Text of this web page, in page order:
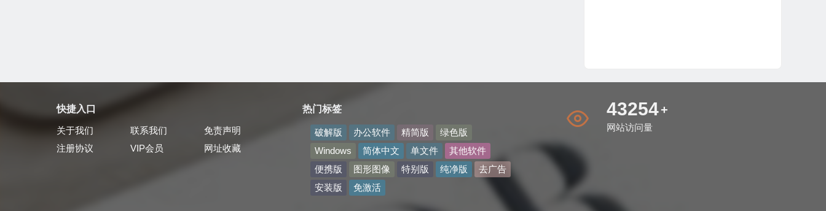
快捷入口
关于我们 联系我们
免责声明
注册协议
VIP会员 网址收藏
热门标签
破解版 办公软件 精简版
绿色版
Windows
简体中文 单文件
其他软件
便携版
图形图像 特别版 纯净版
去广告
安装版
免激活
50078+
网站访问量